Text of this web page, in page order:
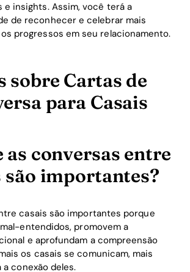
e insights. Assim, você terá a
de reconhecer e celebrar mais
progressos em seu relacionamento.
sobre Cartas de
para Casais
as conversas entre
são importantes?
casais são importantes porque
entendidos, promovem a
e aprofundam a compreensão
os casais se comunicam, mais
conexão deles.